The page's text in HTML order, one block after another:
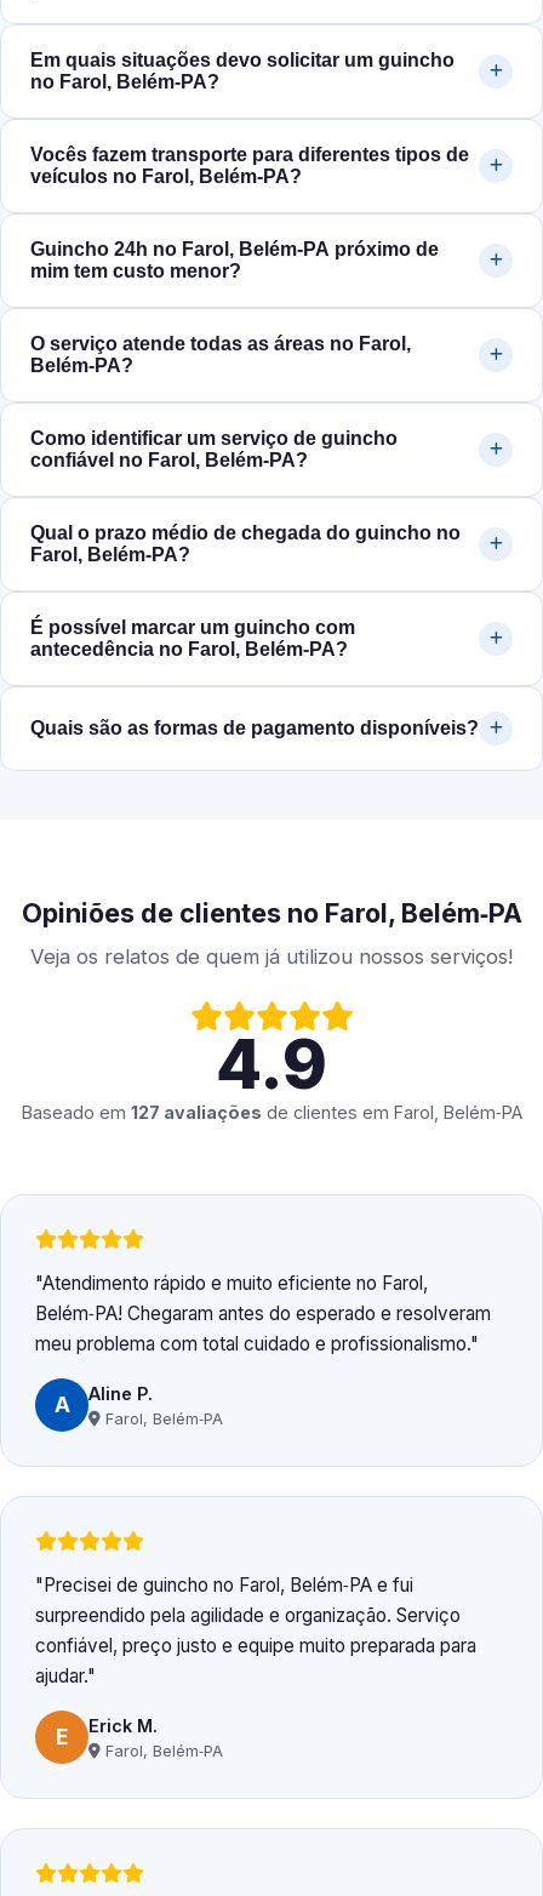
Em quais situações devo solicitar um guincho
no Farol, Belém‑PA?
Vocês fazem transporte para diferentes tipos de
veículos no Farol, Belém‑PA?
Guincho 24h no Farol, Belém‑PA próximo de
mim tem custo menor?
O serviço atende todas as áreas no Farol,
Belém‑PA?
Como identificar um serviço de guincho
confiável no Farol, Belém‑PA?
Qual o prazo médio de chegada do guincho no
Farol, Belém‑PA?
É possível marcar um guincho com
antecedência no Farol, Belém‑PA?
Quais são as formas de pagamento disponíveis?
Opiniões de clientes no Farol, Belém‑PA
Veja os relatos de quem já utilizou nossos serviços!
4.9
Baseado em 127 avaliações de clientes em Farol, Belém‑PA
Atendimento rápido e muito eficiente no Farol,
Belém‑PA! Chegaram antes do esperado e resolveram
meu problema com total cuidado e profissionalismo.
A Aline P.
Farol, Belém‑PA
Precisei de guincho no Farol, Belém‑PA e fui
surpreendido pela agilidade e organização. Serviço
confiável, preço justo e equipe muito preparada para
ajudar.
E Erick M.
Farol, Belém‑PA